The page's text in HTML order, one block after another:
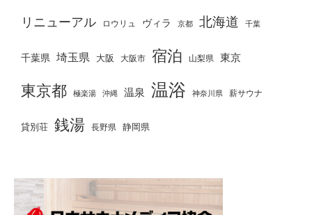
リニューアル ロウリュ ヴィラ 京都 北海道 千葉
千葉県 埼玉県 大阪 大阪市 宿泊 山梨県 東京
東京都 極楽湯 沖縄 温泉 温浴 神奈川県 薪サウナ
貸別荘 銭湯 長野県 静岡県